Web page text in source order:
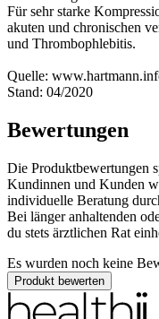
Für sehr starke
akuten und chronischen
und Thrombophlebitis.
Quelle:
Stand: 04/2020
Bewertungen
Die Produktbewertungen
Kundinnen und Kunden
individuelle Beratung
Bei länger anhaltenden
du stets ärztlichen Rat
Es wurden noch keine
Produkt bewerten